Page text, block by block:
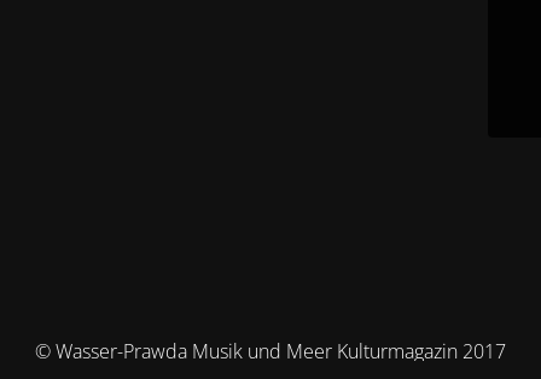
© Wasser-Prawda Musik und Meer Kulturmagazin 2017